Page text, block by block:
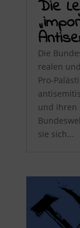
Die
Die
realen
Pro-
und ihren
sie sich...